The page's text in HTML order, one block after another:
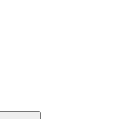
stjärnor. Totalt antal